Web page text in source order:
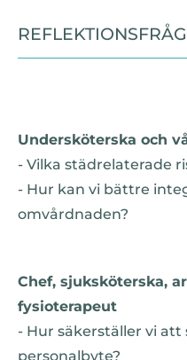
Undersköterska och
- Vilka städrelaterade
- Hur kan vi bättre
omvårdnaden?
Chef, sjuksköterska,
fysioterapeut
- Hur säkerställer vi
personalbyte?